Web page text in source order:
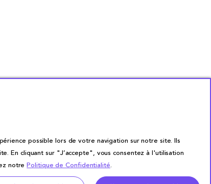
possible lors de votre navigation sur notre site. Ils
En cliquant sur "J’accepte", vous consentez à l'utilisation
notrePolitique de Confidentialité.